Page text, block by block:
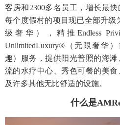
客房和2300多名员工，增长最快
每个度假村的项目现已全部升级
级奢华），精推Endless
UnlimitedLuxury®（无限奢华
趣）服务，提供阳光普照的海
流的水疗中心、秀色可餐的美
及许多其他无比舒适的设施。
什么是